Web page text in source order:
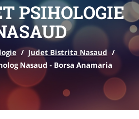
PSIHOLOGIE
/ Judet Bistrita Nasaud /
Nasaud - Borsa Anamaria